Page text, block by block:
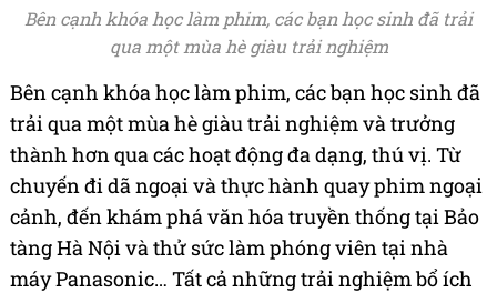
Bên cạnh khóa học làm phim, các bạn học sinh đã trải
qua một mùa hè giàu trải nghiệm
Bên cạnh khóa học làm phim, các bạn học sinh đã
trải qua một mùa hè giàu trải nghiệm và trưởng
thành hơn qua các hoạt động đa dạng, thú vị. Từ
chuyến đi dã ngoại và thực hành quay phim ngoại
cảnh, đến khám phá văn hóa truyền thống tại Bảo
tàng Hà Nội và thử sức làm phóng viên tại nhà
máy Panasonic… Tất cả những trải nghiệm bổ ích